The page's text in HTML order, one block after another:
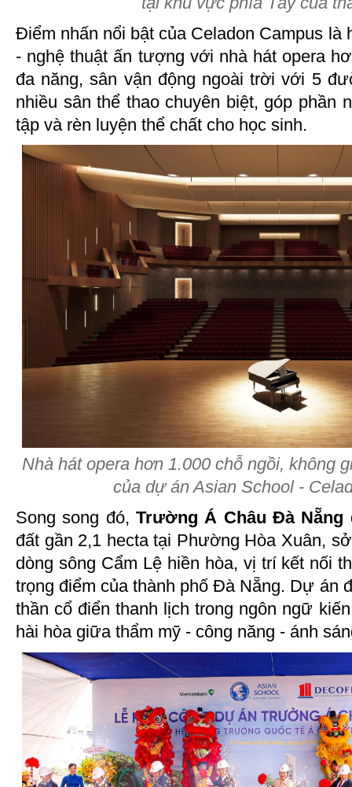
Điểm nhấn nổi bật của Celadon Campus là
- nghệ thuật ấn tượng với nhà hát opera
đa năng, sân vận động ngoài trời với 5
nhiều sân thể thao chuyên biệt, góp phần
tập và rèn luyện thể chất cho học sinh.
Nhà hát opera hơn 1.000 chỗ ngồi, không
của dự án Asian School -
Song song đó, Trường Á Châu Đà Nẵng
đất gần 2,1 hecta tại Phường Hòa Xuân,
dòng sông Cẩm Lệ hiền hòa, vị trí kết nối
trọng điểm của thành phố Đà Nẵng. Dự án
thần cổ điển thanh lịch trong ngôn ngữ
hài hòa giữa thẩm mỹ - công năng - ánh